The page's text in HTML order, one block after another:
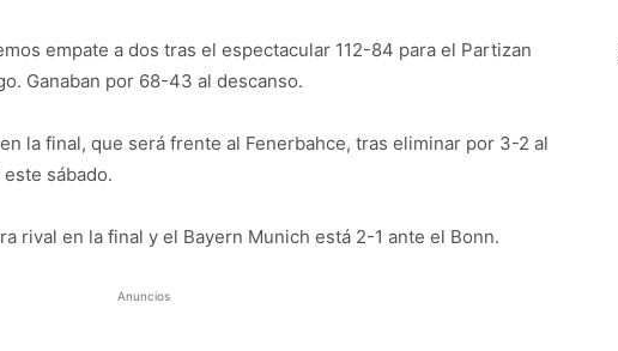
empate a dos tras el espectacular 112-84 para el Partizan
Ganaban por 68-43 al descanso.
la final, que será frente al Fenerbahce, tras eliminar por 3-2 al
sábado.
rival en la final y el Bayern Munich está 2-1 ante el Bonn.
Anuncios